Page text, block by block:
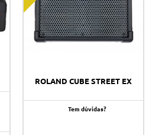
ROLAND CUBE STREET EX
Tem dúvidas?